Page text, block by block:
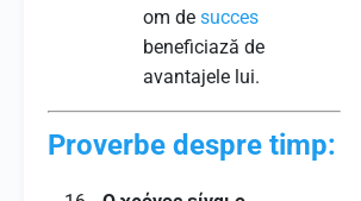
om de succes
beneficiază de
avantajele lui.
Proverbe despre timp: